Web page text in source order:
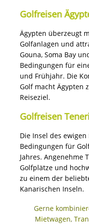
Golfreisen
Ägypten überzeugt
Golfanlagen und
Gouna, Soma Bay
Bedingungen für
und Frühjahr. Die
Golf macht Ägypten
Reiseziel.
Golfreisen
Die Insel des
Bedingungen für
Jahres. Angenehme
Golfplätze und
zu einem der
Kanarischen Inseln.
Gerne
Mietwagen,